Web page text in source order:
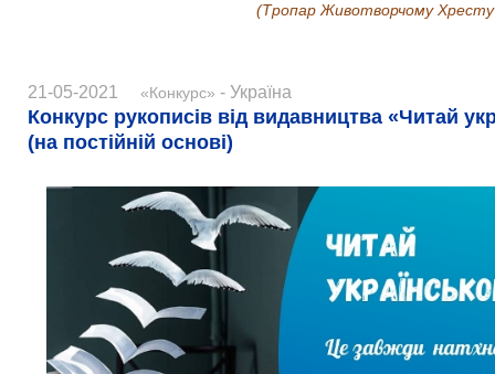
(Тропар Животворчому Хресту
21-05-2021 «Конкурс» - Україна
Конкурс рукописів від видавництва «Читай
(на постійній основі)